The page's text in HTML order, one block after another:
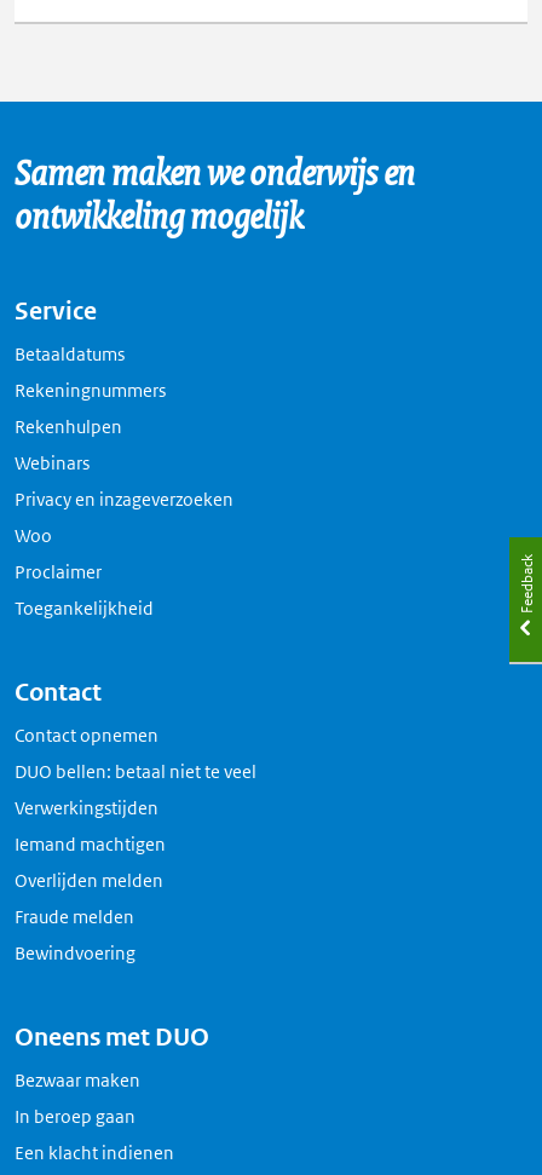
Samen maken we onderwijs en
ontwikkeling mogelijk
Service
Betaaldatums
Rekeningnummers
Rekenhulpen
Webinars
Privacy en inzageverzoeken
Woo
Proclaimer
Toegankelijkheid
Contact
Contact opnemen
DUO bellen: betaal niet te veel
Verwerkingstijden
Iemand machtigen
Overlijden melden
Fraude melden
Bewindvoering
Oneens met DUO
Bezwaar maken
In beroep gaan
Een klacht indienen
Feedback